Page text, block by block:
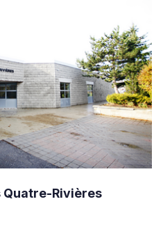
Quatre-Rivières